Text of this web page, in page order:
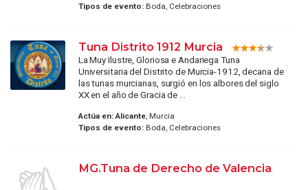
Tipos de evento:Boda, Celebraciones
Tuna Distrito 1912 Murcia
La Muy Ilustre, Gloriosa e Andariega Tuna
Universitaria del Distrito de Murcia-1912, decana de
las tunas murcianas, surgió en los albores del siglo
XX en el año de Gracia de ...
Actúa en: Alicante, Murcia
Tipos de evento:Boda, Celebraciones
MG.Tuna de Derecho de Valencia